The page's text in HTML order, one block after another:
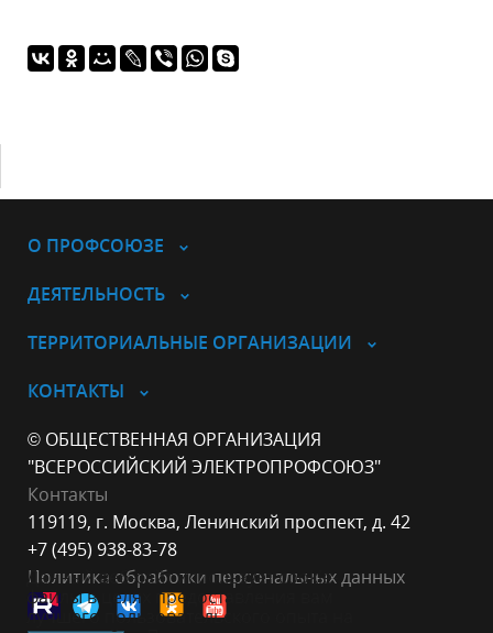
О ПРОФСОЮЗЕ
ДЕЯТЕЛЬНОСТЬ
ТЕРРИТОРИАЛЬНЫЕ ОРГАНИЗАЦИИ
КОНТАКТЫ
© ОБЩЕСТВЕННАЯ ОРГАНИЗАЦИЯ
"ВСЕРОССИЙСКИЙ ЭЛЕКТРОПРОФСОЮЗ"
Контакты
119119, г. Москва, Ленинский проспект, д. 42
+7 (495) 938-83-78
Политика обработки персональных данных
Данный веб-сайт использует cookie-
файлы в целях предоставления вам
лучшего пользовательского опыта на